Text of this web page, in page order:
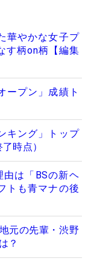
華やかな女子プ
す柄on柄【編集
ープン」成績ト
キング」トップ
時点）
は「BSの新ヘ
トも青マナの後
元の先輩・渋野
？